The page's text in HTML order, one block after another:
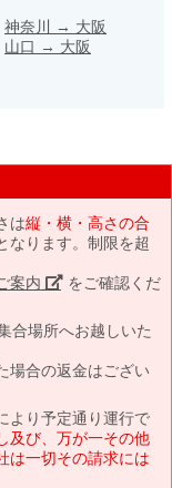
神奈川 → 大阪
山口 → 大阪
は縦・横・高さの合
なります。制限を超
案内」 をご確認くだ
合場所へお越しいた
場合の返金はござい
より予定通り運行で
及び、万が一その他
は一切その請求には